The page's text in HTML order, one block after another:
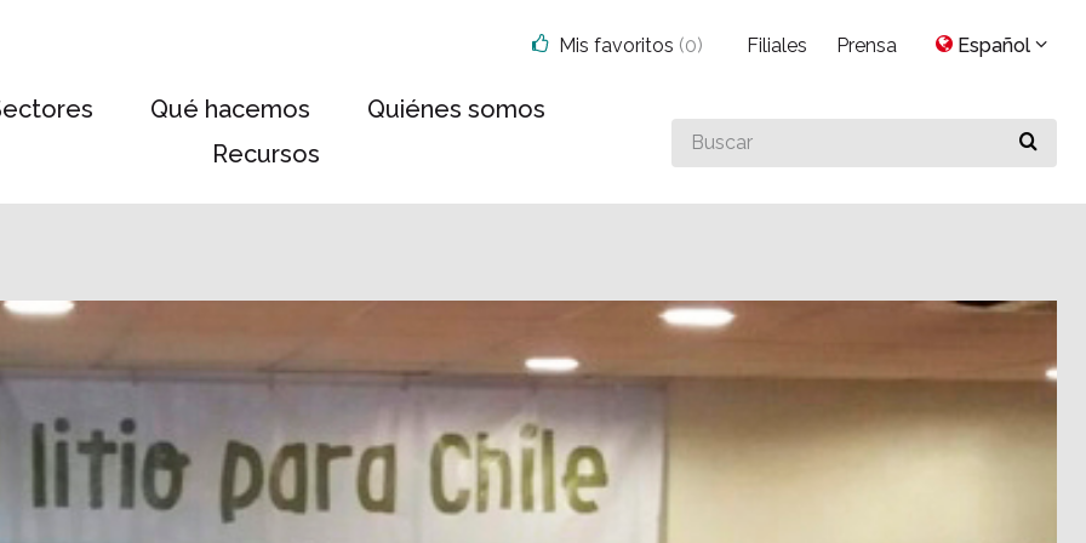
Qué hacemos
Quiénes somos
Recursos
Buscar
algo
Mis favoritos (0) Filiales Prensa Español